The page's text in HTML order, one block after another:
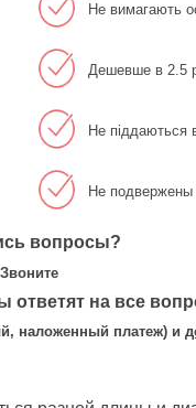
Не вимагають
Дешевше в 2.5
Не піддаються
Не подвержены
вопросы?
Звоните
ответят на все
наложенный платеж) и